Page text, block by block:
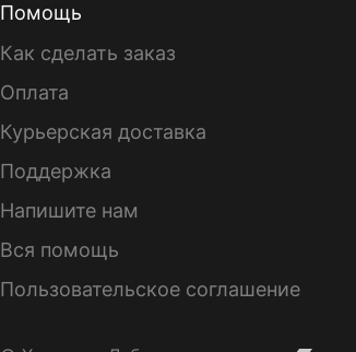
Помощь
Как сделать заказ
Оплата
Курьерская доставка
Поддержка
Напишите нам
Вся помощь
Пользовательское соглашение